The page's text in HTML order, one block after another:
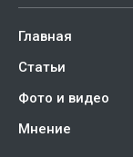
Главная
Статьи
Фото и видео
Мнение